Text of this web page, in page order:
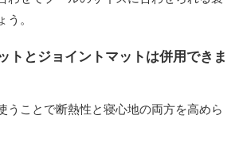
う。
トとジョイントマットは併用できま
うことで断熱性と寝心地の両方を高めら